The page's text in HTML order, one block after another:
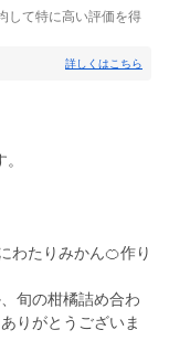
して特に高い評価を得
詳しくはこちら
わたりみかん🍊作り
旬の柑橘詰め合わ
りがとうございま